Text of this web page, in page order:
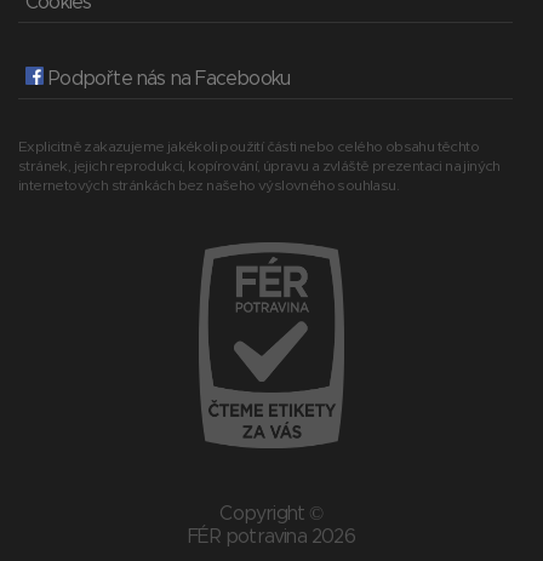
Podpořte nás na Facebooku
Explicitně zakazujeme jakékoli použití části nebo celého obsahu těchto
stránek, jejich reprodukci, kopírování, úpravu a zvláště prezentaci na jiných
internetových stránkách bez našeho výslovného souhlasu.
Copyright ©
FÉR potravina 2026